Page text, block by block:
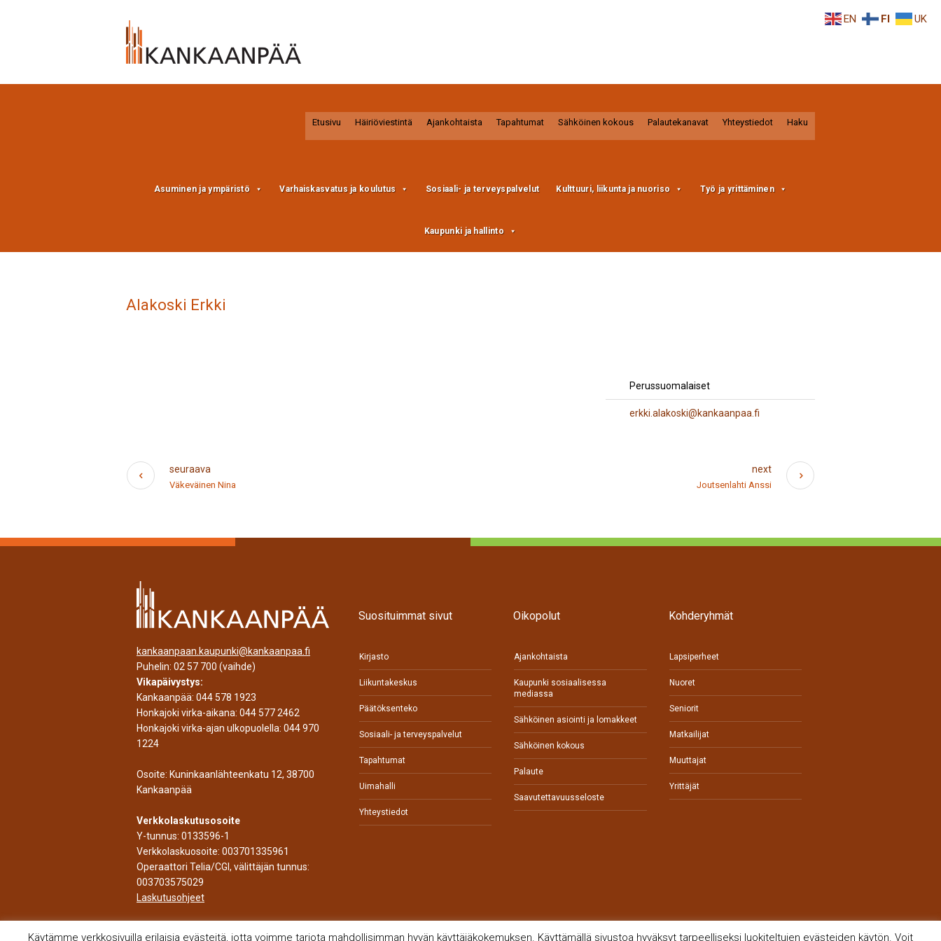
Etusivu Häiriöviestintä Ajankohtaista Tapahtumat Sähköinen kokous Palautekanavat Yhteystiedot Haku
Asuminen ja ympäristö Varhaiskasvatus ja koulutus Sosiaali- ja terveyspalvelut Kulttuuri, liikunta ja nuoriso Työ ja yrittäminen
Kaupunki ja hallinto
Alakoski Erkki
Perussuomalaiset
erkki.alakoski@kankaanpaa.fi
Väkeväinen Nina
seuraava
Joutsenlahti Anssi
next
kankaanpaan.kaupunki@kankaanpaa.fi
Puhelin: 02 57 700 (vaihde)
Vikapäivystys:
Kankaanpää: 044 578 1923
Honkajoki virka-aikana: 044 577 2462
Honkajoki virka-ajan ulkopuolella: 044 970
1224
Osoite: Kuninkaanlähteenkatu 12, 38700
Kankaanpää
Verkkolaskutusosoite
Y-tunnus: 0133596-1
Verkkolaskuosoite: 003701335961
Operaattori Telia/CGI, välittäjän tunnus:
003703575029
Laskutusohjeet
Suosituimmat sivut
Kirjasto
Liikuntakeskus
Päätöksenteko
Sosiaali- ja terveyspalvelut
Tapahtumat
Uimahalli
Yhteystiedot
Oikopolut
Ajankohtaista
Kaupunki sosiaalisessa
mediassa
Sähköinen asiointi ja lomakkeet
Sähköinen kokous
Palaute
Saavutettavuusseloste
Kohderyhmät
Lapsiperheet
Nuoret
Seniorit
Matkailijat
Muuttajat
Yrittäjät
Käytämme verkkosivuilla erilaisia evästeitä, jotta voimme tarjota mahdollisimman hyvän käyttäjäkokemuksen. Käyttämällä sivustoa hyväksyt tarpeelliseksi luokiteltujen evästeiden käytön. Voit
EN FI UK